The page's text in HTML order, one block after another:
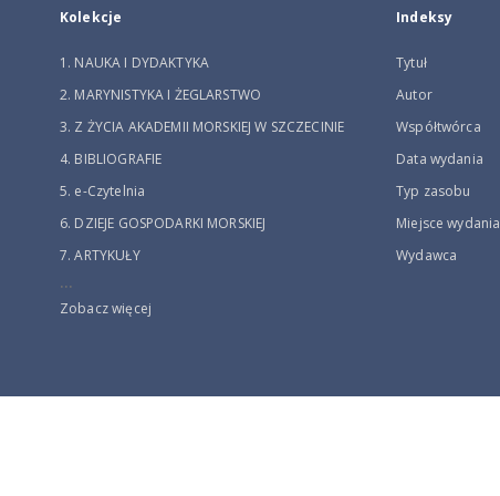
Kolekcje
1. NAUKA I DYDAKTYKA
2. MARYNISTYKA I ŻEGLARSTWO
3. Z ŻYCIA AKADEMII MORSKIEJ W SZCZECINIE
4. BIBLIOGRAFIE
5. e-Czytelnia
6. DZIEJE GOSPODARKI MORSKIEJ
7. ARTYKUŁY
...
Zobacz więcej
Indeksy
Tytuł
Autor
Współtwórca
Data wydania
Typ zasobu
Miejsce wydania
Wydawca